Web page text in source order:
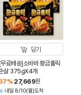
담기
료배송]소바바 황금홀릭
살 375gX4개
% 27,669원
내일 8/10(월)도착